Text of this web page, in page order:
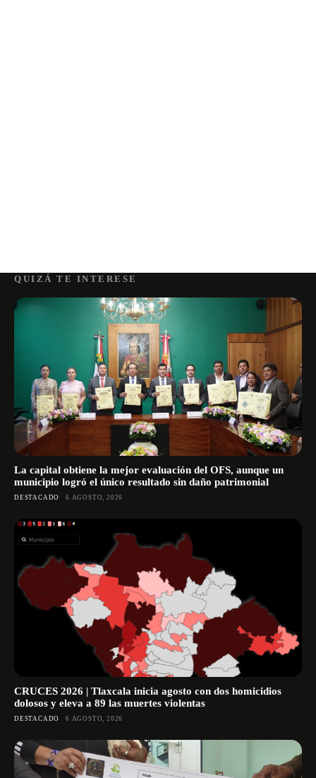
QUIZÁ TE INTERESE
La capital obtiene la mejor evaluación del OFS, aunque un
municipio logró el único resultado sin daño patrimonial
DESTACADO 6 AGOSTO, 2026
CRUCES 2026 | Tlaxcala inicia agosto con dos homicidios
dolosos y eleva a 89 las muertes violentas
DESTACADO 6 AGOSTO, 2026